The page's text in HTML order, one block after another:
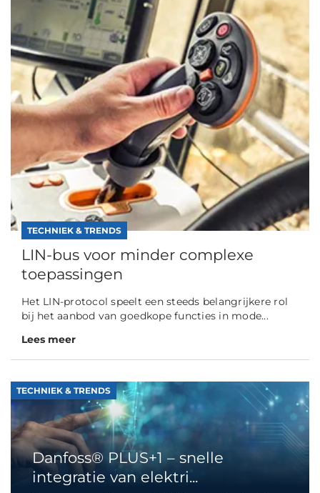
TECHNIEK & TRENDS
LIN-bus voor minder complexe
toepassingen
Het LIN-protocol speelt een steeds belangrijkere rol
bij het aanbod van goedkope functies in mode...
Lees meer
TECHNIEK & TRENDS
Danfoss® PLUS+1 – snelle
integratie van elektri...